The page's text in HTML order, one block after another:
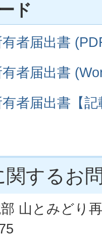
ド
者届出書
者届出書
者届出書【
関するお
山とみどり